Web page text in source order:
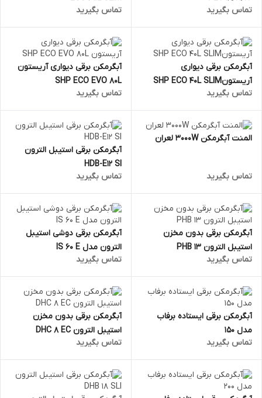
تماس بگیرید
تماس بگیرید
آبگرمکن برقی دیواری
آریستونSHP ECO 40L SLIM
تماس بگیرید
آبگرمکن برقی دیواری آریستون
SHP ECO EVO 80L
تماس بگیرید
المنت آبگرمکن 3000W لعران
تماس بگیرید
آبگرمکن برقی استیبل الترون
HDB-E12 SI
تماس بگیرید
آبگرمکن برقی بدون مخزن
استیبل الترون PHB 13
تماس بگیرید
آبگرمکن برقی دوشی استیبل
الترون مدل IS 60 E
تماس بگیرید
آبگرمکن برقی ایستاده برفاب
مدل 150
تماس بگیرید
آبگرمکن برقی بدون مخزن
استیبل الترون DHC 8 EC
تماس بگیرید